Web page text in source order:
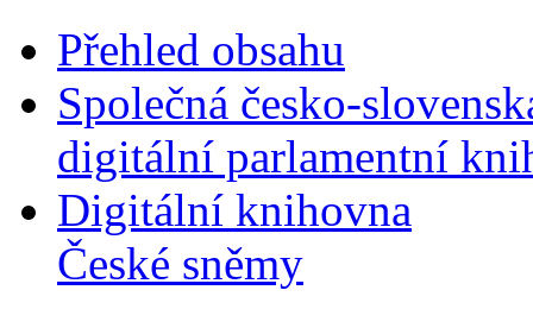
Přehled obsahu
Společná česko-
digitální parlamentní
Digitální knihovna
České sněmy